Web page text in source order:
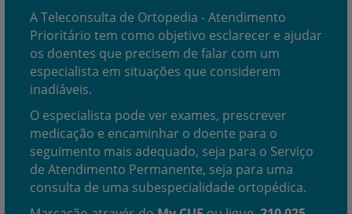
A Teleconsulta de Ortopedia - Atendimento
Prioritário tem como objetivo esclarecer e ajudar
os doentes que precisem de falar com um
especialista em situações que considerem
inadiáveis.
O especialista pode ver exames, prescrever
medicação e encaminhar o doente para o
seguimento mais adequado, seja para o Serviço
de Atendimento Permanente, seja para uma
consulta de uma subespecialidade ortopédica.